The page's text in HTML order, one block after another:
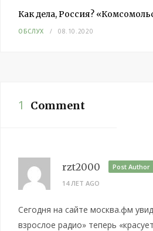
Как дела, Россия?
ОБСЛУХ 08.10.2020
1 Comment
rzt2000
Post Author
14 ЛЕТ AGO
Сегодня на сайте москва.фм
взрослое радио» теперь